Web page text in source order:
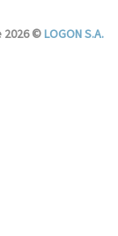
2026 ©LOGON S.A.